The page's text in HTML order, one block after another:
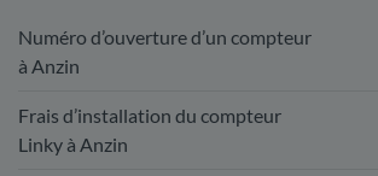
Numéro d’ouverture d’un compteur
à Anzin
Frais d’installation du compteur
Linky à Anzin